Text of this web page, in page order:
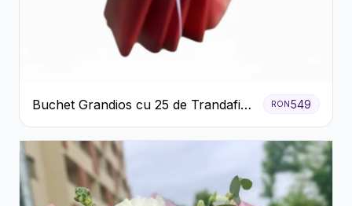
Buchet Grandios cu 25 de Trandafiri
Roșii
RON549